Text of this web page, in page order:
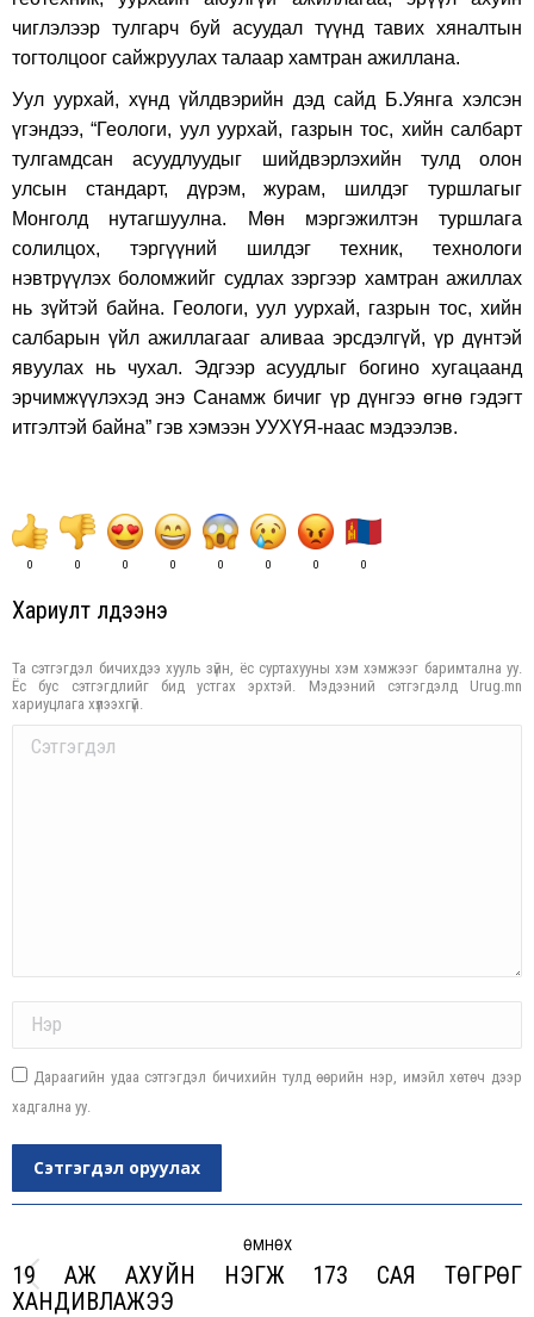
чиглэлээр тулгарч буй асуудал түүнд тавих хяналтын
тогтолцоог сайжруулах талаар хамтран ажиллана.
Уул уурхай, хүнд үйлдвэрийн дэд сайд Б.Уянга хэлсэн
үгэндээ, “Геологи, уул уурхай, газрын тос, хийн салбарт
тулгамдсан асуудлуудыг шийдвэрлэхийн тулд олон
улсын стандарт, дүрэм, журам, шилдэг туршлагыг
Монголд нутагшуулна. Мөн мэргэжилтэн туршлага
солилцох, тэргүүний шилдэг техник, технологи
нэвтрүүлэх боломжийг судлах зэргээр хамтран ажиллах
нь зүйтэй байна. Геологи, уул уурхай, газрын тос, хийн
салбарын үйл ажиллагааг аливаа эрсдэлгүй, үр дүнтэй
явуулах нь чухал. Эдгээр асуудлыг богино хугацаанд
эрчимжүүлэхэд энэ Санамж бичиг үр дүнгээ өгнө гэдэгт
итгэлтэй байна” гэв хэмээн УУХҮЯ-наас мэдээлэв.
0 0 0 0 0 0 0 0
Хариулт үлдээнэ үү
Та сэтгэгдэл бичихдээ хууль зүйн, ёс суртахууны хэм хэмжээг баримтална уу.
Ёс бус сэтгэгдлийг бид устгах эрхтэй. Мэдээний сэтгэгдэлд Urug.mn
хариуцлага хүлээхгүй.
Comment
Дараагийн удаа сэтгэгдэл бичихийн тулд өөрийн нэр, имэйл хөтөч дээр
хадгална уу.
Сэтгэгдэл оруулах
navigation
ӨМНӨХ
Previous
19 АЖ АХУЙН НЭГЖ 173 САЯ ТӨГРӨГ
ХАНДИВЛАЖЭЭ